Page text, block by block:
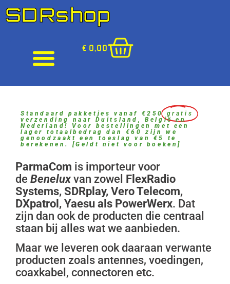
SDRshop
€ 0,00
Standaard pakketjes vanaf €250 gratis
verzending naar Duitsland, België en
Nederland! Voor bestellingen met een
lager totaalbedrag dan €60 zijn we
genoodzaakt een toeslag van €5 te
berekenen. [Geldt niet voor boeken]
ParmaCom is importeur voor
de Beneluxvan zowel FlexRadio
Systems, SDRplay, Vero Telecom,
DXpatrol, Yaesu als PowerWerx. Dat
zijn dan ook de producten die centraal
staan bij alles wat we aanbieden.
Maar we leveren ook daaraan verwante
producten zoals antennes, voedingen,
coaxkabel, connectoren etc.